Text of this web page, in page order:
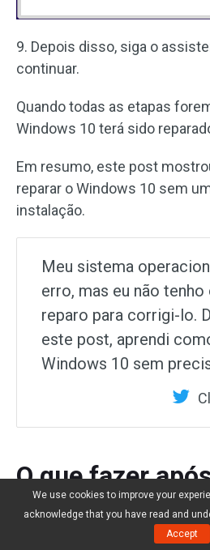
9. Depois disso, siga o
continuar.
Quando todas as etapas
Windows 10 terá sido
Em resumo, este post
reparar o Windows 10 sem
instalação.
Meu sistema
erro, mas eu não
reparo para corrigi-lo.
este post, aprendi
Windows 10 sem
O que fazer
Windows 10
We use cookies to improve your
acknowledge that you have read and
Accept